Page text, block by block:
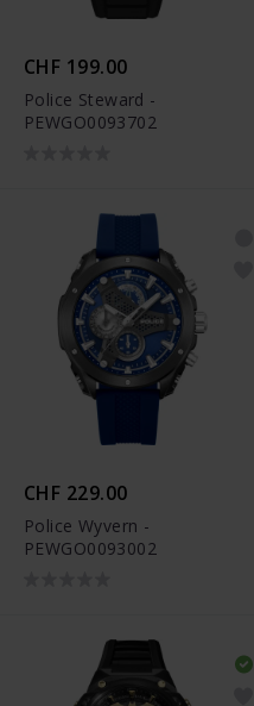
CHF 199.00
Police Steward -
PEWGO0093702
CHF 229.00
Police Wyvern -
PEWGO0093002